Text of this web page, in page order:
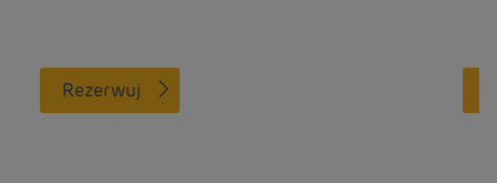
Rezerwuj